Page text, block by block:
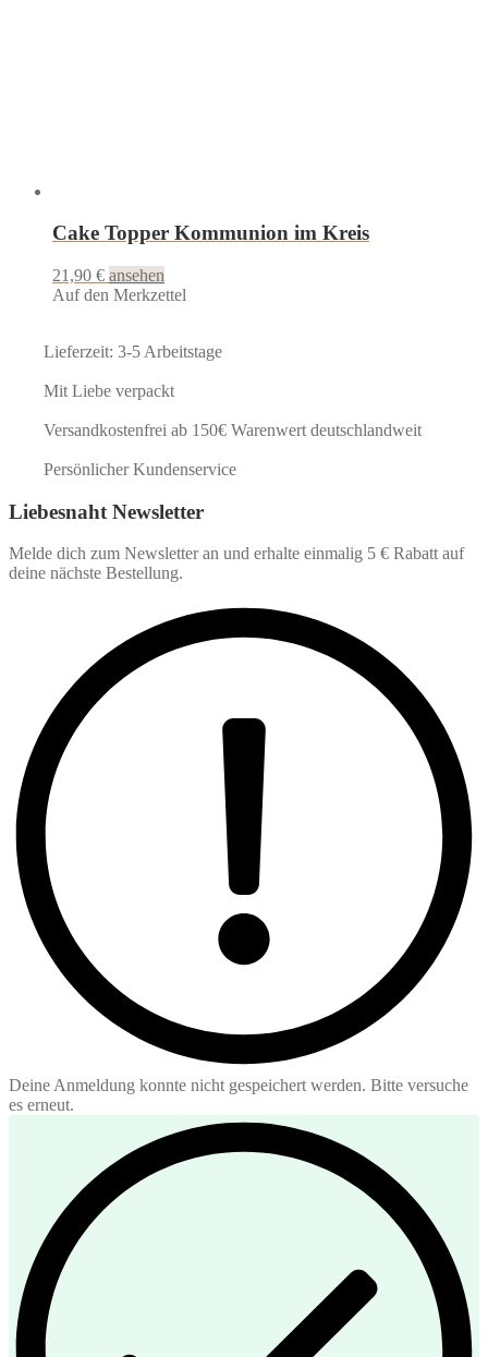
Cake Topper Kommunion im Kreis
21,90 € ansehen
Auf den Merkzettel
Lieferzeit: 3-5 Arbeitstage
Mit Liebe verpackt
Versandkostenfrei ab 150€ Warenwert deutschlandweit
Persönlicher Kundenservice
Liebesnaht Newsletter
Melde dich zum Newsletter an und erhalte einmalig 5 € Rabatt auf
deine nächste Bestellung.
Deine Anmeldung konnte nicht gespeichert werden. Bitte versuche
es erneut.